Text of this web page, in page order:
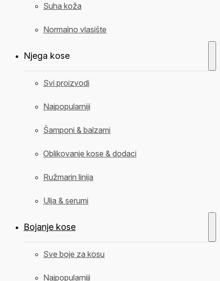
Suha koža
Normalno vlasište
Njega kose
Svi proizvodi
Najpopularniji
Šamponi & balzami
Oblikovanje kose & dodaci
Ružmarin linija
Ulja & serumi
Bojanje kose
Sve boje za kosu
Najpopularniji